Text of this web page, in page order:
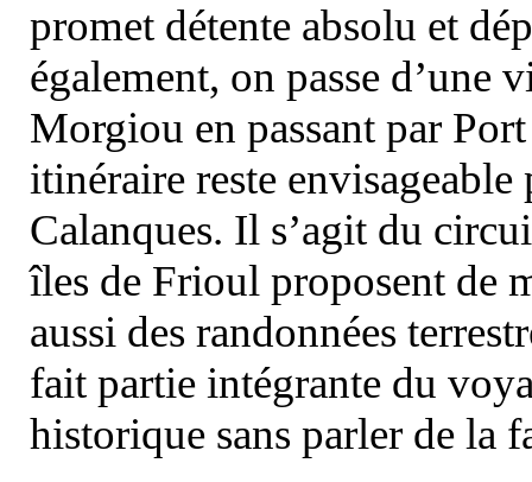
promet détente absolu et
également, on passe d’une
Morgiou en passant par
itinéraire reste
Calanques. Il s’agit du
îles de Frioul proposent de
aussi des randonnées
fait partie intégrante du
historique sans parler de la